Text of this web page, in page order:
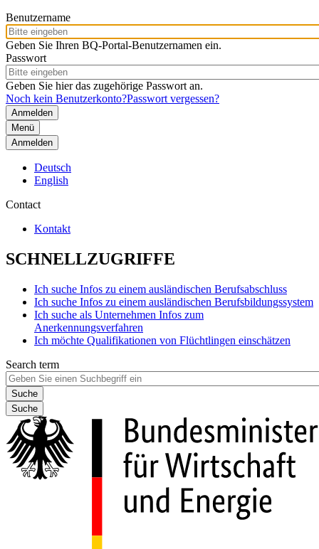
Benutzername
Geben Sie Ihren BQ-Portal-Benutzernamen ein.
Passwort
Geben Sie hier das zugehörige Passwort an.
Noch kein Benutzerkonto?Passwort vergessen?
Menü
Anmelden
Deutsch
English
Contact
Kontakt
SCHNELLZUGRIFFE
Ich suche Infos zu einem ausländischen Berufsabschluss
Ich suche Infos zu einem ausländischen Berufsbildungssystem
Ich suche als Unternehmen Infos zum
Anerkennungsverfahren
Ich möchte Qualifikationen von Flüchtlingen einschätzen
Search term
Suche